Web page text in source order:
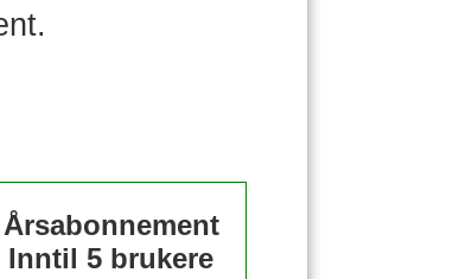
Årsabonnement
Inntil 5 brukere